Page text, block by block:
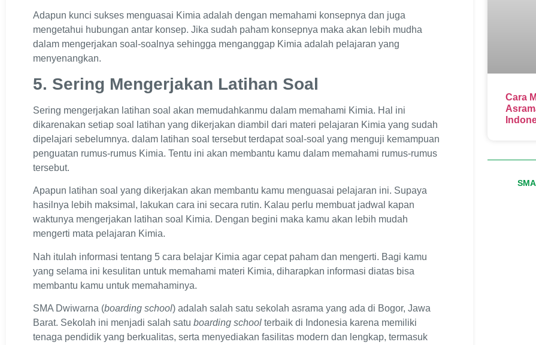
Adapun kunci sukses menguasai Kimia adalah dengan memahami konsepnya dan juga
mengetahui hubungan antar konsep. Jika sudah paham konsepnya maka akan lebih mudha
dalam mengerjakan soal-soalnya sehingga menganggap Kimia adalah pelajaran yang
menyenangkan.
5. Sering Mengerjakan Latihan Soal
Sering mengerjakan latihan soal akan memudahkanmu dalam memahami Kimia. Hal ini
dikarenakan setiap soal latihan yang dikerjakan diambil dari materi pelajaran Kimia yang sudah
dipelajari sebelumnya. dalam latihan soal tersebut terdapat soal-soal yang menguji kemampuan
penguatan rumus-rumus Kimia. Tentu ini akan membantu kamu dalam memahami rumus-rumus
tersebut.
Apapun latihan soal yang dikerjakan akan membantu kamu menguasai pelajaran ini. Supaya
hasilnya lebih maksimal, lakukan cara ini secara rutin. Kalau perlu membuat jadwal kapan
waktunya mengerjakan latihan soal Kimia. Dengan begini maka kamu akan lebih mudah
mengerti mata pelajaran Kimia.
Nah itulah informasi tentang 5 cara belajar Kimia agar cepat paham dan mengerti. Bagi kamu
yang selama ini kesulitan untuk memahami materi Kimia, diharapkan informasi diatas bisa
membantu kamu untuk memahaminya.
SMA Dwiwarna (boarding school) adalah salah satu sekolah asrama yang ada di Bogor, Jawa
Barat. Sekolah ini menjadi salah satu boarding school terbaik di Indonesia karena memiliki
tenaga pendidik yang berkualitas, serta menyediakan fasilitas modern dan lengkap, termasuk
Cara